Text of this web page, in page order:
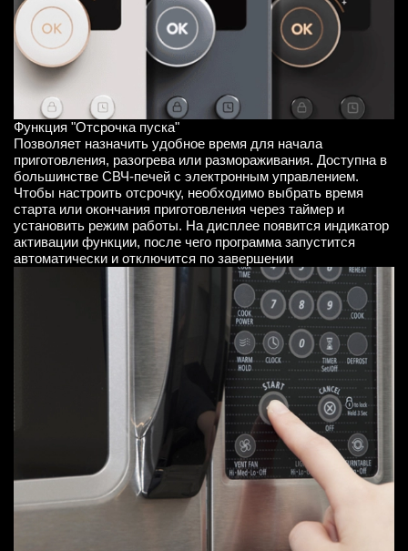
Функция "Отсрочка пуска"
Позволяет назначить удобное время для начала
приготовления, разогрева или размораживания. Доступна в
большинстве СВЧ-печей с электронным управлением.
Чтобы настроить отсрочку, необходимо выбрать время
старта или окончания приготовления через таймер и
установить режим работы. На дисплее появится индикатор
активации функции, после чего программа запустится
автоматически и отключится по завершении